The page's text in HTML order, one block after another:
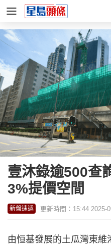
壹沐錄逾500查
3%提價空間
新盤速遞 更新時間：15:44 2025-
由恒基發展的土瓜灣東